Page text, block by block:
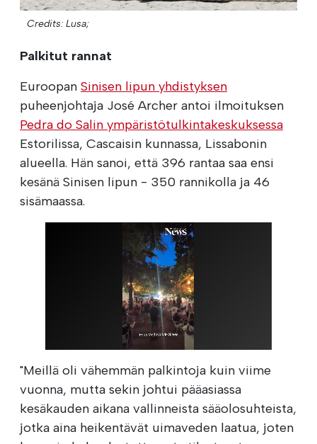
Credits: Lusa;
Palkitut rannat
Euroopan Sinisen lipun yhdistyksen
puheenjohtaja José Archer antoi ilmoituksen
Pedra do Salin ympäristötulkintakeskuksessa
Estorilissa, Cascaisin kunnassa, Lissabonin
alueella. Hän sanoi, että 396 rantaa saa ensi
kesänä Sinisen lipun - 350 rannikolla ja 46
sisämaassa.
"Meillä oli vähemmän palkintoja kuin viime
vuonna, mutta sekin johtui pääasiassa
kesäkauden aikana vallinneista sääolosuhteista,
jotka aina heikentävät uimaveden laatua, joten